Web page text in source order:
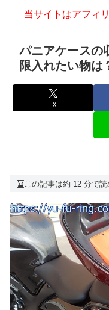
当サイトはアフィ
パニアケースの
限入れたい物は
X
この記事は約 12 分で読